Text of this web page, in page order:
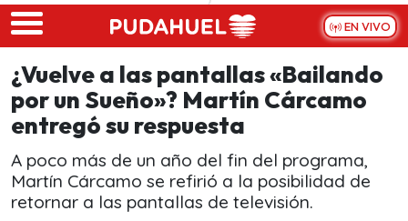
Skip to main content
EN VIVO
¿Vuelve a las pantallas «Bailando
por un Sueño»? Martín Cárcamo
entregó su respuesta
A poco más de un año del fin del programa,
Martín Cárcamo se refirió a la posibilidad de
retornar a las pantallas de televisión.